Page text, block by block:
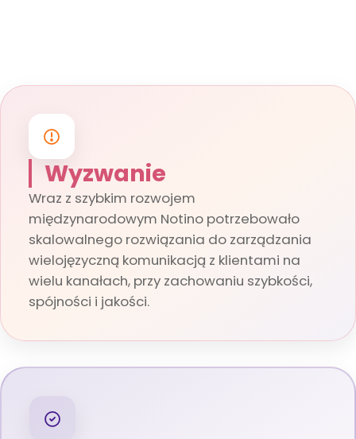
Wyzwanie
Wraz z szybkim rozwojem
międzynarodowym Notino potrzebowało
skalowalnego rozwiązania do zarządzania
wielojęzyczną komunikacją z klientami na
wielu kanałach, przy zachowaniu szybkości,
spójności i jakości.